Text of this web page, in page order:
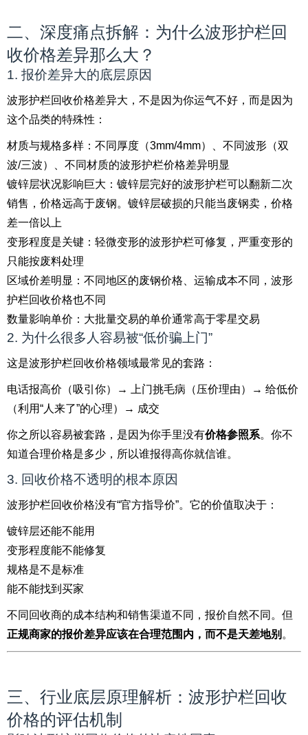
二、深度痛点拆解：为什么波形护栏回
收价格差异那么大？
1. 报价差异大的底层原因
波形护栏回收价格差异大，不是因为你运气不好，而是因为
这个品类的特殊性：
材质与规格多样：不同厚度（3mm/4mm）、不同波形（双
波/三波）、不同材质的波形护栏价格差异明显
镀锌层状况影响巨大：镀锌层完好的波形护栏可以翻新二次
销售，价格远高于废钢。镀锌层破损的只能当废钢卖，价格
差一倍以上
变形程度是关键：轻微变形的波形护栏可修复，严重变形的
只能按废料处理
区域价差明显：不同地区的废钢价格、运输成本不同，波形
护栏回收价格也不同
数量影响单价：大批量交易的单价通常高于零星交易
2. 为什么很多人容易被“低价骗上门”
这是波形护栏回收价格领域最常见的套路：
电话报高价（吸引你）→ 上门挑毛病（压价理由）→ 给低价
（利用“人来了”的心理）→ 成交
你之所以容易被套路，是因为你手里没有价格参照系。你不
知道合理价格是多少，所以谁报得高你就信谁。
3. 回收价格不透明的根本原因
波形护栏回收价格没有“官方指导价”。它的价值取决于：
镀锌层还能不能用
变形程度能不能修复
规格是不是标准
能不能找到买家
不同回收商的成本结构和销售渠道不同，报价自然不同。但
正规商家的报价差异应该在合理范围内，而不是天差地别 。
三、行业底层原理解析：波形护栏回收
价格的评估机制